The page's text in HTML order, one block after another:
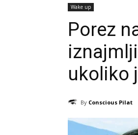
Wake up
Porez
ukoliko
By Conscious Pilat